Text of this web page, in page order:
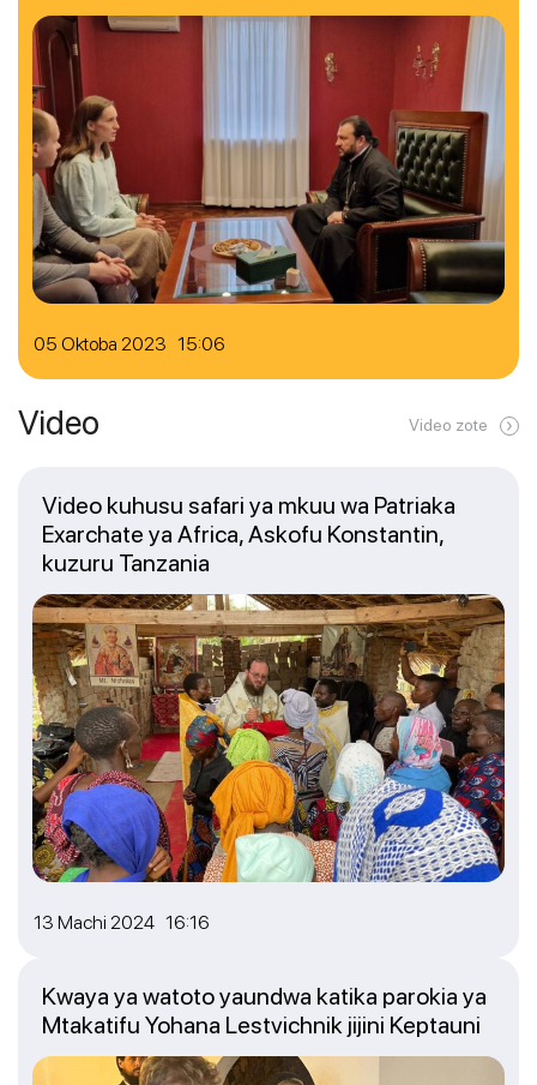
05 Oktoba 2023 15:06
Video Video zote
13 Machi 2024 16:16
Video kuhusu safari ya mkuu wa Patriaka
Exarchate ya Africa, Askofu Konstantin,
kuzuru Tanzania
Kwaya ya watoto yaundwa katika parokia ya
Mtakatifu Yohana Lestvichnik jijini Keptauni